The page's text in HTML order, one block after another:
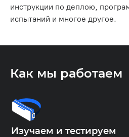
инструкции по деплою,
испытаний и многое другое.
Как мы работаем
Изучаем и тестируем